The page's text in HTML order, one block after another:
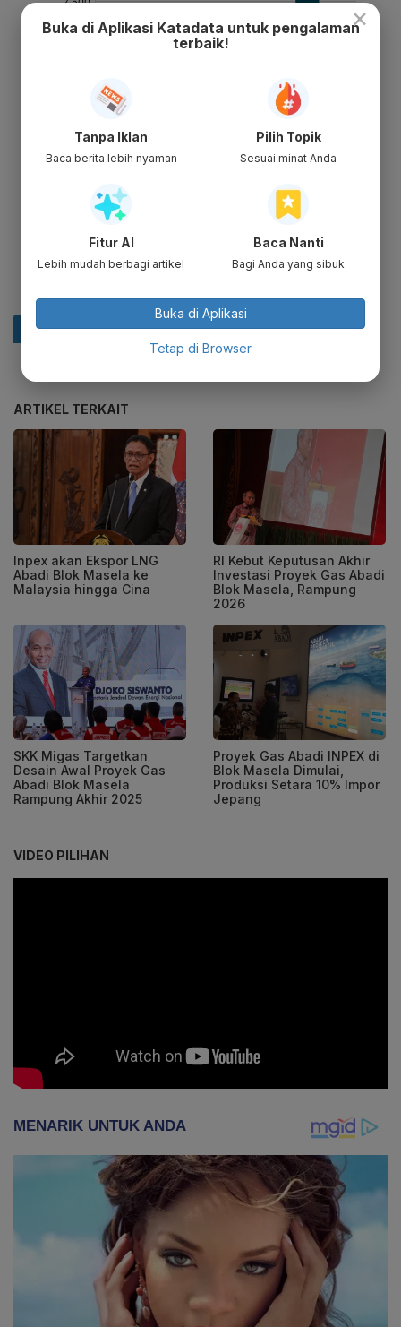
ARTIKEL TERKAIT
Inpex akan Ekspor LNG
Abadi Blok Masela ke
Malaysia hingga Cina
RI Kebut Keputusan Akhir
Investasi Proyek Gas Abadi
Blok Masela, Rampung
2026
SKK Migas Targetkan
Desain Awal Proyek Gas
Abadi Blok Masela
Rampung Akhir 2025
Proyek Gas Abadi INPEX di
Blok Masela Dimulai,
Produksi Setara 10% Impor
Jepang
VIDEO PILIHAN
×
Buka di Aplikasi Katadata untuk pengalaman
terbaik!
Tanpa Iklan
Baca berita lebih nyaman
Pilih Topik
Sesuai minat Anda
Fitur AI
Lebih mudah berbagi artikel
Baca Nanti
Bagi Anda yang sibuk
Buka di Aplikasi
Tetap di Browser